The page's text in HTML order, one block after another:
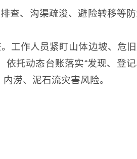
查、沟渠疏浚、避险转移等防
工作人员紧盯山体边坡、危
托动态台账落实“发现、登记
涝、泥石流灾害风险。